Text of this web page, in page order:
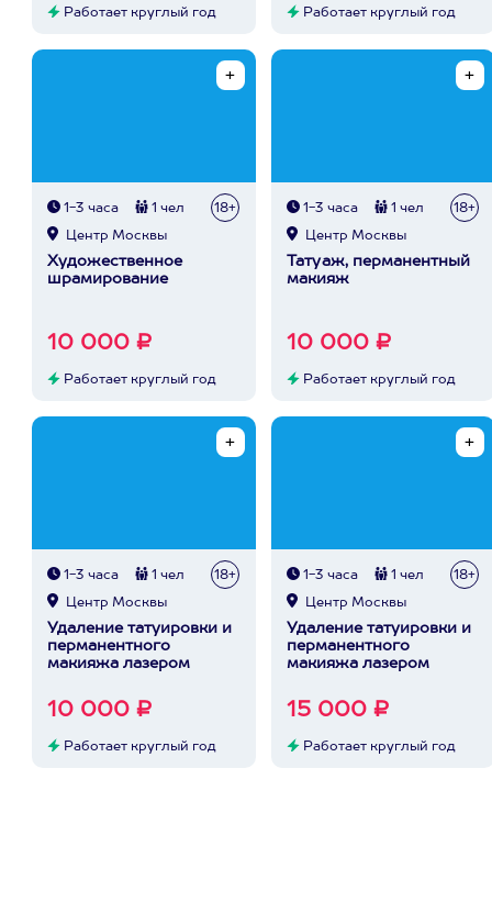
Работает круглый год Работает круглый год
1-3 часа 1 чел 18+
Центр Москвы
Художественное
шрамирование
10 000 ₽
Работает круглый год
1-3 часа 1 чел 18+
Центр Москвы
Татуаж, перманентный
макияж
10 000 ₽
Работает круглый год
1-3 часа 1 чел 18+
Центр Москвы
Удаление татуировки и
перманентного
макияжа лазером
10 000 ₽
Работает круглый год
1-3 часа 1 чел 18+
Центр Москвы
Удаление татуировки и
перманентного
макияжа лазером
15 000 ₽
Работает круглый год